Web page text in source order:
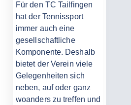
Für den TC Tailfingen
hat der Tennissport
immer auch eine
gesellschaftliche
Komponente. Deshalb
bietet der Verein viele
Gelegenheiten sich
neben, auf oder ganz
woanders zu treffen und